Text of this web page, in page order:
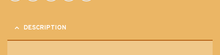
DESCRIPTION